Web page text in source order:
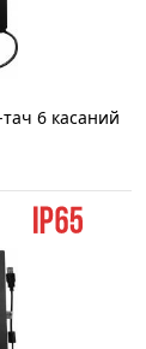
6 касаний